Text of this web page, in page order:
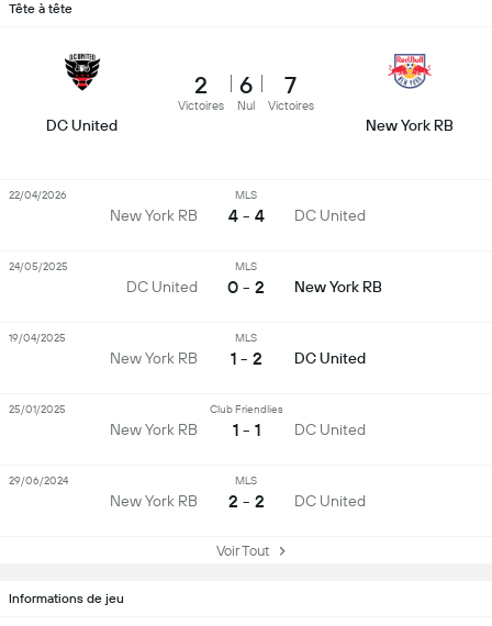
Informations de jeu
Tête à tête
DC United
2
Victoires
6
Nul
7
Victoires
New York RB
New York RB
MLS
4 - 4 DC United
22/04/2026
DC United
MLS
0 - 2 New York RB
24/05/2025
New York RB
MLS
1 - 2 DC United
19/04/2025
New York RB
Club Friendlies
1 - 1 DC United
25/01/2025
New York RB
MLS
2 - 2 DC United
29/06/2024
Voir Tout